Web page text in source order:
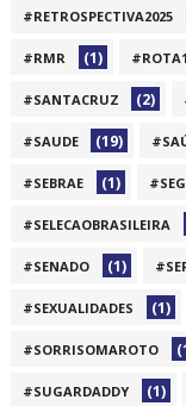
#RETROSPECTIVA2025
#RMR (1)
#SANTACRUZ (2)
#SAUDE (19)
#SEBRAE (1)
#SELECAOBRASILEIRA
#SENADO (1)
#SEXUALIDADES (1)
#SORRISOMAROTO
#SUGARDADDY (1)